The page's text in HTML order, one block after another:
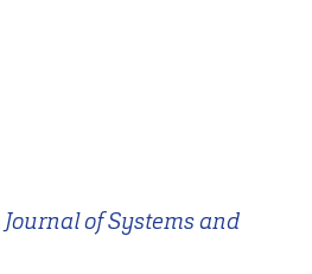
Journal of Systems and